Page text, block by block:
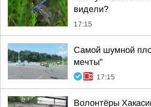
видели?
17:15
Самой шумной
мечты"
17:15
Волонтёры